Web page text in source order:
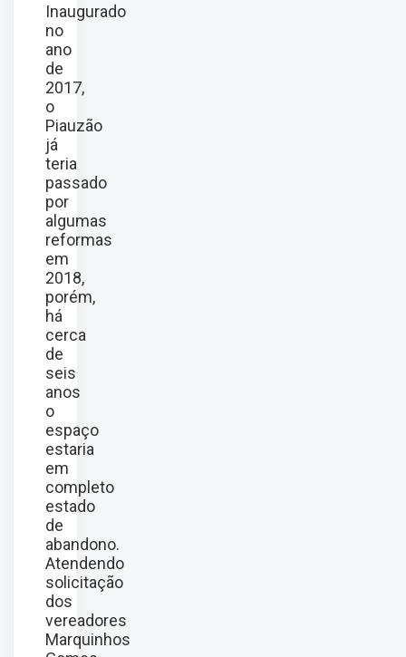
Inaugurado
no
ano
de
2017,
o
Piauzão
já
teria
passado
por
algumas
reformas
em
2018,
porém,
há
cerca
de
seis
anos
o
espaço
estaria
em
completo
estado
de
abandono.
Atendendo
solicitação
dos
vereadores
Marquinhos